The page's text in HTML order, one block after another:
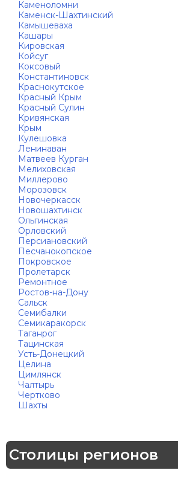
Каменоломни
Каменск-Шахтинский
Камышеваха
Кашары
Кировская
Койсуг
Коксовый
Константиновск
Краснокутское
Красный Крым
Красный Сулин
Кривянская
Крым
Кулешовка
Ленинаван
Матвеев Курган
Мелиховская
Миллерово
Морозовск
Новочеркасск
Новошахтинск
Ольгинская
Орловский
Персиановский
Песчанокопское
Покровское
Пролетарск
Ремонтное
Ростов-на-Дону
Сальск
Семибалки
Семикаракорск
Таганрог
Тацинская
Усть-Донецкий
Целина
Цимлянск
Чалтырь
Чертково
Шахты
Столицы регионов